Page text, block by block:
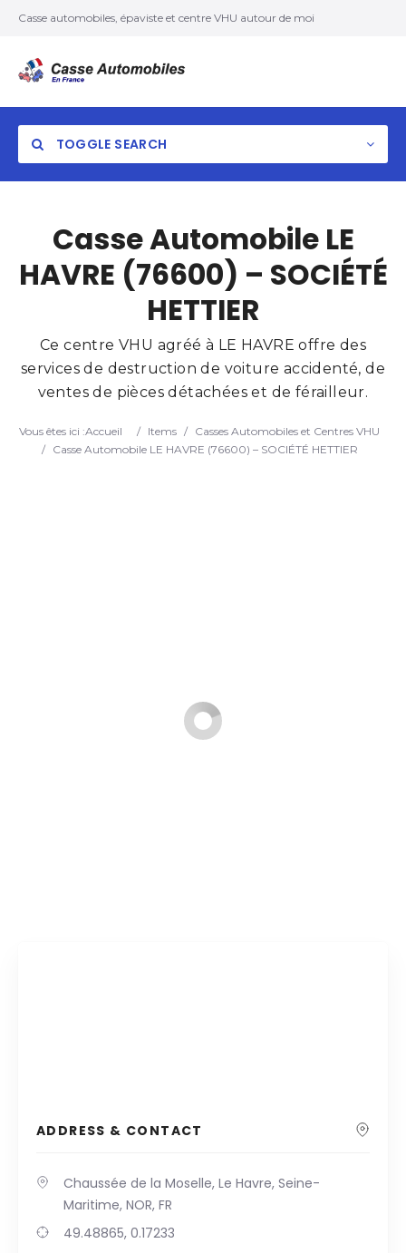
Casse automobiles, épaviste et centre VHU autour de moi
TOGGLE SEARCH
Search
Casse Automobile LE
HAVRE (76600) – SOCIÉTÉ
HETTIER
Ce centre VHU agréé à LE HAVRE offre des
services de destruction de voiture accidenté, de
ventes de pièces détachées et de férailleur.
Vous êtes ici :Accueil / Items / Casses Automobiles et Centres VHU
/
Casse Automobile LE HAVRE (76600) – SOCIÉTÉ HETTIER
ADDRESS & CONTACT
Chaussée de la Moselle, Le Havre, Seine-
Maritime, NOR, FR
49.48865, 0.17233